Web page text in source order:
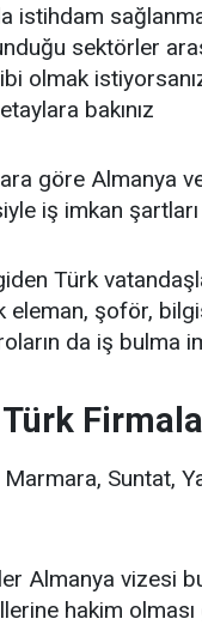
istihdam
sektörler
olmak
bakınız
göre Almanya
iş imkan
Türk
eleman, şoför,
da iş bulma
Suntat,
Almanya vizesi
hakim